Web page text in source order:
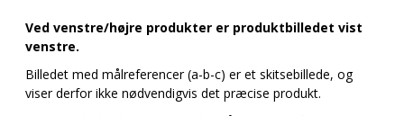
Ved venstre/højre produkter er produktbilledet vist
venstre.
Billedet med målreferencer (a-b-c) er et skitsebillede, og
viser derfor ikke nødvendigvis det præcise produkt.